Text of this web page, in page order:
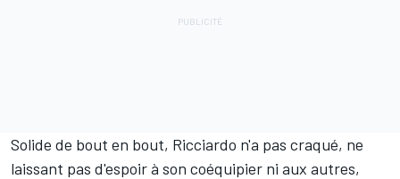
Solide de bout en bout, Ricciardo n'a pas craqué, ne
laissant pas d'espoir à son coéquipier ni aux autres,